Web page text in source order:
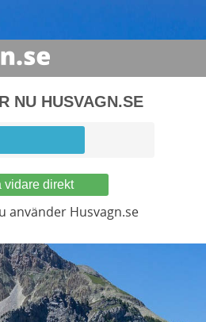
NU HUSVAGN.SE
vidare direkt
använder Husvagn.se